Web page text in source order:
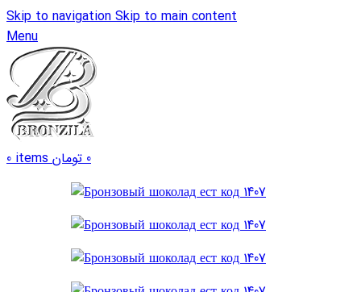
Skip to navigationSkip to main content
Menu
0items 0 تومان